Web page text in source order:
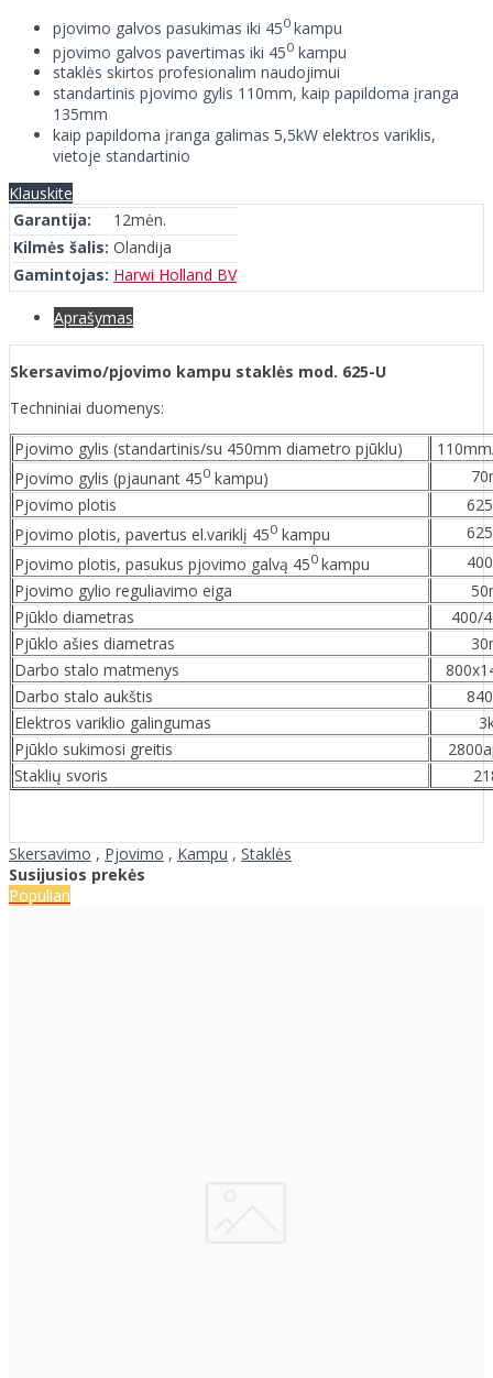
pjovimo galvos pasukimas iki 450 kampu
pjovimo galvos pavertimas iki 450 kampu
staklės skirtos profesionalim naudojimui
standartinis pjovimo gylis 110mm, kaip papildoma įranga
135mm
kaip papildoma įranga galimas 5,5kW elektros variklis,
vietoje standartinio
Klauskite
Garantija:
12mėn.
Kilmės šalis: Olandija
Gamintojas: Harwi Holland BV
Aprašymas
Skersavimo/pjovimo kampu staklės mod. 625-U
Techniniai duomenys:
Pjovimo gylis (standartinis/su 450mm diametro pjūklu)
Pjovimo gylis (pjaunant 450 kampu)
Pjovimo plotis
Pjovimo plotis, pavertus el.variklį 450 kampu
Pjovimo plotis, pasukus pjovimo galvą 450 kampu
Pjovimo gylio reguliavimo eiga
Pjūklo diametras
400/
Pjūklo ašies diametras
Darbo stalo matmenys
Darbo stalo aukštis
Elektros variklio galingumas
Pjūklo sukimosi greitis
Staklių svoris
Skersavimo , Pjovimo , Kampu , Staklės
Susijusios prekės
Populiari